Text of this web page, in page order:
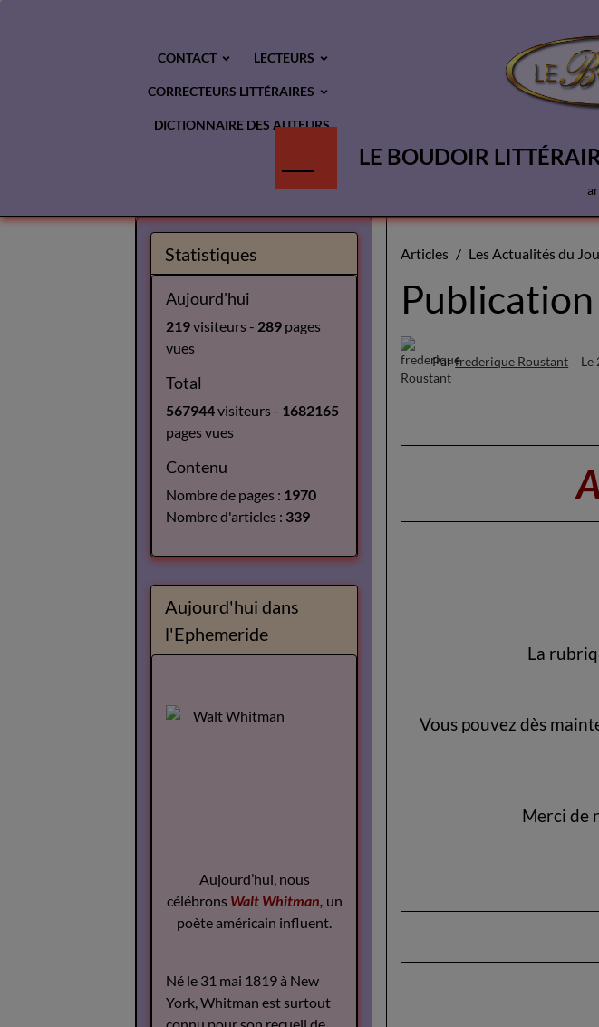
CONTACT LECTEURS
CORRECTEURS LITTÉRAIRES
DICTIONNAIRE DES AUTEURS
LE BOUDOIR
Articles Les Actualités du
Parfrederique Roustant Le
La
Vous pouvez dès
Merci de
Statistiques
Aujourd'hui
219visiteurs - 289 pages
vues
Total
567944visiteurs - 1682165
pages vues
Contenu
Nombre de pages : 1970
Nombre d'articles : 339
Aujourd'hui dans
l'Ephemeride
Aujourd’hui, nous
célébrons Walt Whitman, un
poète américain influent.
Né le 31 mai 1819 à New
York, Whitman est surtout